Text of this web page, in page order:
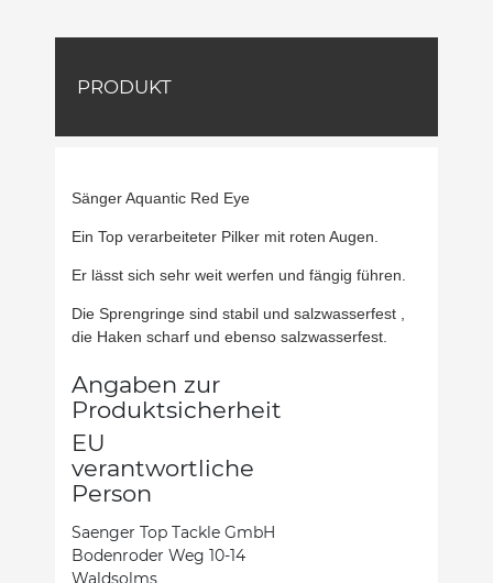
PRODUKT
Sänger Aquantic Red Eye
Ein Top verarbeiteter Pilker mit roten Augen.
Er lässt sich sehr weit werfen und fängig führen.
Die Sprengringe sind stabil und salzwasserfest ,
die Haken scharf und ebenso salzwasserfest.
Angaben zur
Produktsicherheit
EU
verantwortliche
Person
Saenger Top Tackle GmbH
Bodenroder Weg 10-14
Waldsolms